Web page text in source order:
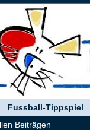
Beiträgen
Fussball-Tippspiel